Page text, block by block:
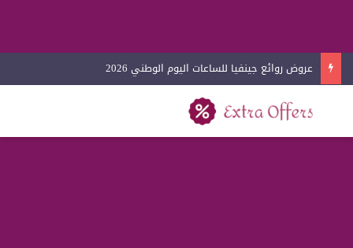
عروض لادون للساعات اليوم الوطني 2026
بحث عن